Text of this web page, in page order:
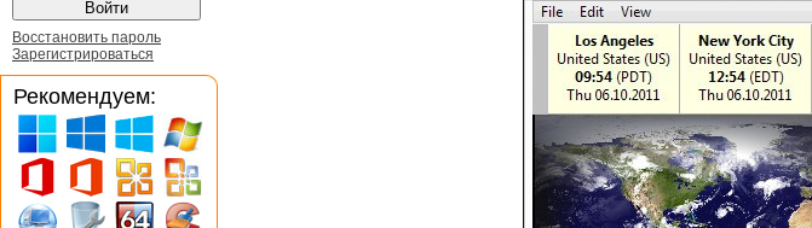
Восстановить пароль
Зарегистрироваться
Рекомендуем: